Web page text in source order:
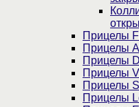
Прицелы
Прицелы
Прицелы
Прицелы
Прицелы
Прицелы